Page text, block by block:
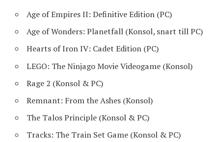
Age of Empires II: Definitive Edition (PC)
Age of Wonders: Planetfall (Konsol, snart till PC)
Hearts of Iron IV: Cadet Edition (PC)
LEGO: The Ninjago Movie Videogame (Konsol)
Rage 2 (Konsol & PC)
Remnant: From the Ashes (Konsol)
The Talos Principle (Konsol & PC)
Tracks: The Train Set Game (Konsol & PC)